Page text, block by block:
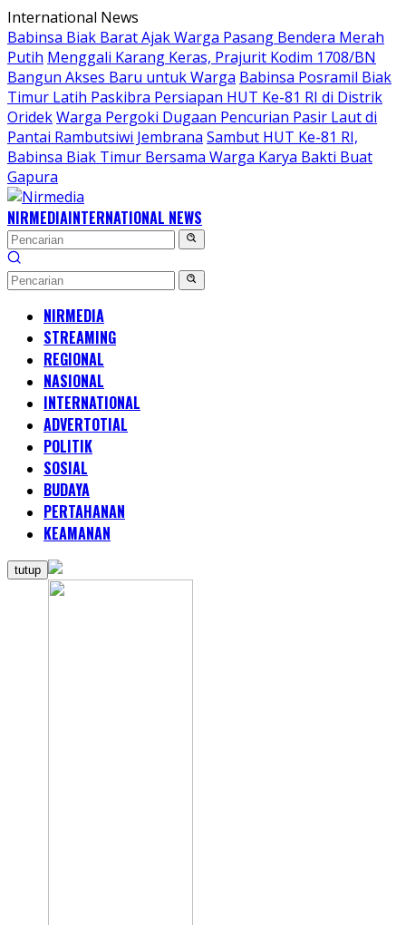
Langsung
ke
konten
International News
Babinsa Biak Barat Ajak Warga Pasang Bendera Merah
Putih Menggali Karang Keras, Prajurit Kodim 1708/BN
Bangun Akses Baru untuk Warga Babinsa Posramil Biak
Timur Latih Paskibra Persiapan HUT Ke-81 RI di Distrik
OridekWarga Pergoki Dugaan Pencurian Pasir Laut di
Pantai Rambutsiwi Jembrana Sambut HUT Ke-81 RI,
Babinsa Biak Timur Bersama Warga Karya Bakti Buat
Gapura
NIRMEDIAINTERNATIONAL NEWS
NIRMEDIA
STREAMING
REGIONAL
NASIONAL
INTERNATIONAL
ADVERTOTIAL
POLITIK
SOSIAL
BUDAYA
PERTAHANAN
KEAMANAN
tutup